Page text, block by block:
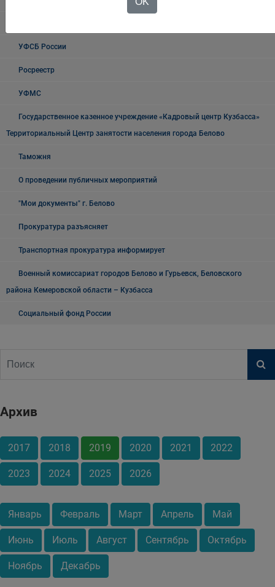
УФСБ России
Росреестр
УФМС
Государственное казенное учреждение «Кадровый центр Кузбасса»
Территориальный Центр занятости населения города Белово
Таможня
О проведении публичных мероприятий
"Мои документы" г. Белово
Прокуратура разъясняет
Транспортная прокуратура информирует
Военный комиссариат городов Белово и Гурьевск, Беловского
района Кемеровской области – Кузбасса
Социальный фонд России
Архив
2017 2018 2019 2020 2021 2022
2023 2024 2025 2026
Январь Февраль Март Апрель Май
Июнь Июль Август Сентябрь Октябрь
Ноябрь Декабрь